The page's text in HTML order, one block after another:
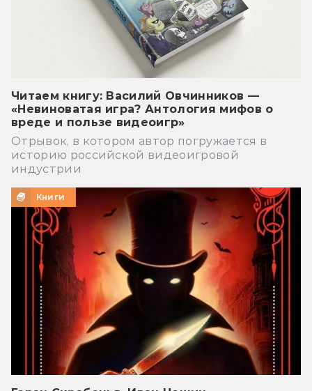
Читаем книгу: Василий Овчинников —
«Невиноватая игра? Антология мифов о
вреде и пользе видеоигр»
Отрывок, в котором автор погружается в
историю российской видеоигровой
индустрии
Книги